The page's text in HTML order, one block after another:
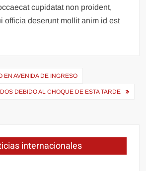
cupidatat non proident,
officia deserunt mollit anim id est
EN AVENIDA DE INGRESO
DEBIDO AL CHOQUE DE ESTA TARDE
internacionales